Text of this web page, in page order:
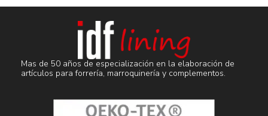
Mas de 50 años de especialización en la elaboración de
artículos para forrería, marroquinería y complementos.